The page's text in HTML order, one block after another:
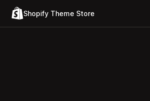
Shopify Theme Store